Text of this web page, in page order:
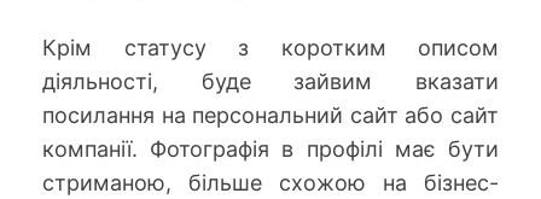
Крім статусу з коротким описом
діяльності, буде зайвим вказати
посилання на персональний сайт або сайт
компанії. Фотографія в профілі має бути
стриманою, більше схожою на бізнес-